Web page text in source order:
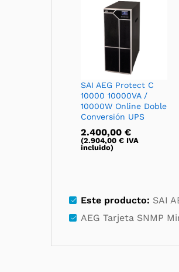
SAI AEG Protect C
10000 10000VA /
10000W Online Doble
Conversión UPS
2.400,00 €
(2.904,00 € IVA
incluido)
Este producto: SAI
AEG Tarjeta SNMP